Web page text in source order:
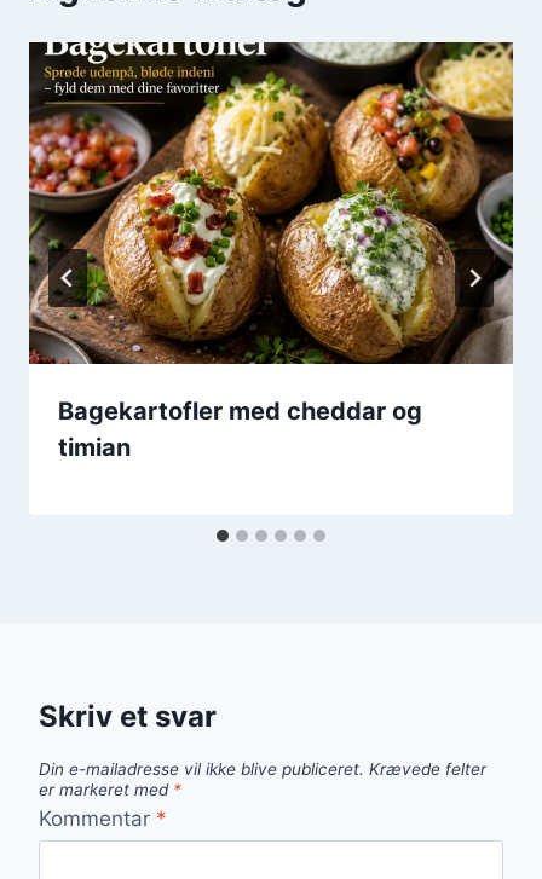
Bagekartofler med cheddar og
timian
Skriv et svar
Din e-mailadresse vil ikke blive publiceret. Krævede felter
er markeret med *
Kommentar *